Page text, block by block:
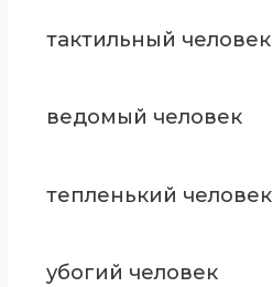
тактильный человек
ведомый человек
тепленький человек
убогий человек